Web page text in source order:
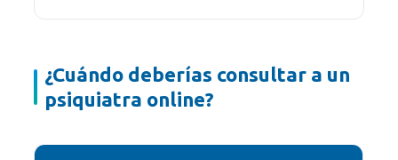
¿Cuándo deberías consultar a un
psiquiatra online?